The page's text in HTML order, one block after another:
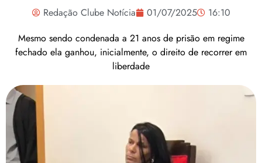
Redação Clube Notícia 01/07/2025
16:10
Mesmo sendo condenada a 21 anos de prisão em regime
fechado ela ganhou, inicialmente, o direito de recorrer em
liberdade